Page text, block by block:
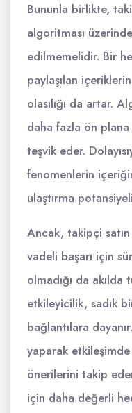
Bununla birlikte,
algoritması
edilmemelidir. Bir
paylaşılan
olasılığı da artar.
daha fazla ön
teşvik eder.
fenomenlerin
ulaştırma
Ancak, takipçi
vadeli başarı için
olmadığı da akılda
etkileyicilik, sadık
bağlantılara
yaparak
önerilerini takip
için daha değerli